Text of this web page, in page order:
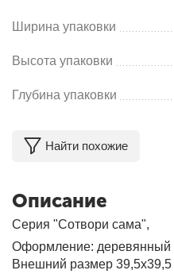
Ширина упаковки
Высота упаковки
Глубина упаковки
Найти похожие
Описание
Серия "Сотвори сама",
Оформление: деревянный
Внешний размер